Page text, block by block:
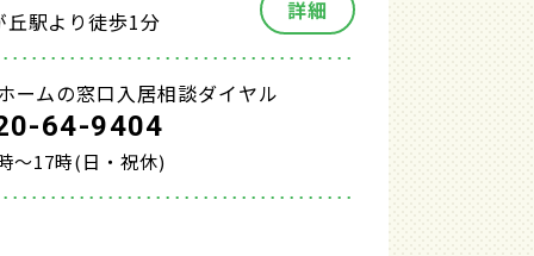
丘駅より徒歩1分
詳細
ームの窓口入居相談ダイヤル
64-9404
～17時(日・祝休)